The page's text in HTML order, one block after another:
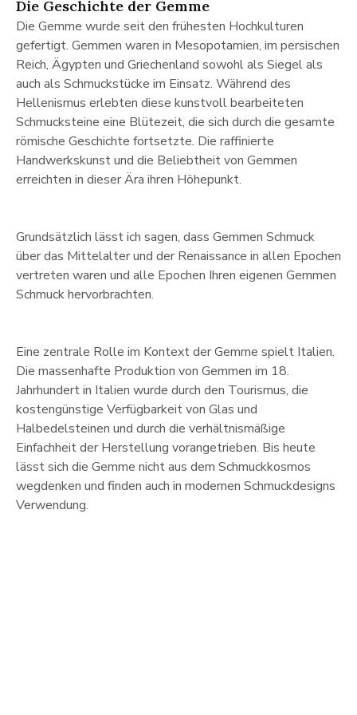
Die Geschichte der Gemme
Die Gemme wurde seit den frühesten Hochkulturen
gefertigt. Gemmen waren in Mesopotamien, im persischen
Reich, Ägypten und Griechenland sowohl als Siegel als
auch als Schmuckstücke im Einsatz. Während des
Hellenismus erlebten diese kunstvoll bearbeiteten
Schmucksteine eine Blütezeit, die sich durch die gesamte
römische Geschichte fortsetzte. Die raffinierte
Handwerkskunst und die Beliebtheit von Gemmen
erreichten in dieser Ära ihren Höhepunkt.
Grundsätzlich lässt ich sagen, dass Gemmen Schmuck
über das Mittelalter und der Renaissance in allen Epochen
vertreten waren und alle Epochen Ihren eigenen Gemmen
Schmuck hervorbrachten.
Eine zentrale Rolle im Kontext der Gemme spielt Italien.
Die massenhafte Produktion von Gemmen im 18.
Jahrhundert in Italien wurde durch den Tourismus, die
kostengünstige Verfügbarkeit von Glas und
Halbedelsteinen und durch die verhältnismäßige
Einfachheit der Herstellung vorangetrieben. Bis heute
lässt sich die Gemme nicht aus dem Schmuckkosmos
wegdenken und finden auch in modernen Schmuckdesigns
Verwendung.